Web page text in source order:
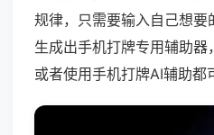
规律，只需要输入自己想要
生成出手机打牌专用辅助
或者使用手机打牌AI辅助都